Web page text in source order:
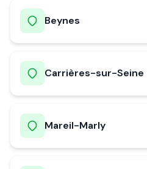
Beynes
Carrières-sur-Seine
Mareil-Marly